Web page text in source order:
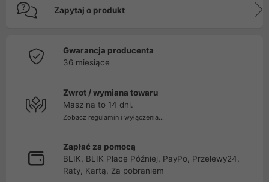
Zapytaj o produkt
Gwarancja producenta
36 miesiące
Zwrot / wymiana towaru
Masz na to 14 dni.
Zobacz regulamin i wyłączenia...
Zapłać za pomocą
BLIK, BLIK Płacę Później, PayPo, Przelewy24,
Raty, Kartą, Za pobraniem